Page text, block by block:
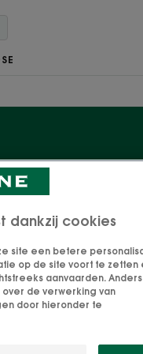
die speciaal
hydrateren en
dankzij cookies
site een betere
op de site voort te zetten
aanvaarden. Anders
de verwerking van
door hieronder te